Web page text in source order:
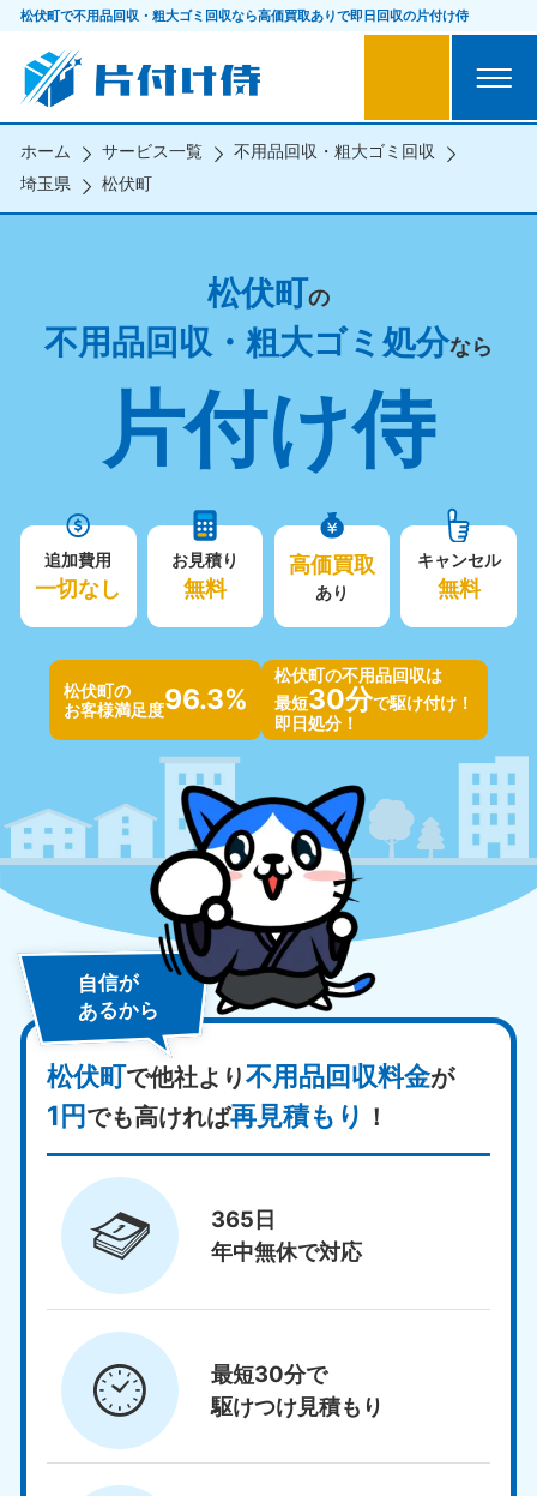
松伏町で不用品回収・粗大ゴミ回収なら高価買取ありで即日回収の片付け侍
ホーム サービス一覧
不用品回収・粗大ゴミ回収
埼玉県
松伏町
松伏町の
不用品回収・粗大ゴミ処分なら
片付け侍
追加費用
一切なし
お見積り
無料
高価買取
あり
キャンセル
無料
松伏町の
お客様満足度96.3%
松伏町の不用品回収は
最短30分で駆け付け！
即日処分！
自信が
あるから
松伏町で他社より不用品回収料金が
1円でも高ければ再見積もり ！
365日
年中無休で対応
最短30分で
駆けつけ見積もり